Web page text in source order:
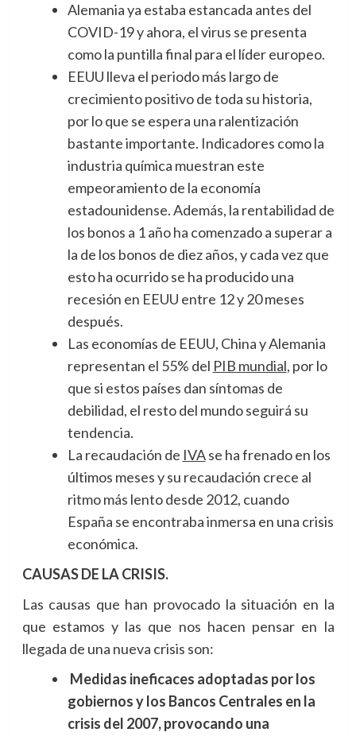
Alemania ya estaba estancada antes del
COVID-19 y ahora, el virus se presenta
como la puntilla final para el líder europeo.
EEUU lleva el periodo más largo de
crecimiento positivo de toda su historia,
por lo que se espera una ralentización
bastante importante. Indicadores como la
industria química muestran este
empeoramiento de la economía
estadounidense. Además, la rentabilidad de
los bonos a 1 año ha comenzado a superar a
la de los bonos de diez años, y cada vez que
esto ha ocurrido se ha producido una
recesión en EEUU entre 12 y 20 meses
después.
Las economías de EEUU, China y Alemania
representan el 55% del PIB mundial, por lo
que si estos países dan síntomas de
debilidad, el resto del mundo seguirá su
tendencia.
La recaudación de IVAse ha frenado en los
últimos meses y su recaudación crece al
ritmo más lento desde 2012, cuando
España se encontraba inmersa en una crisis
económica.
CAUSAS DE LA CRISIS.
Las causas que han provocado la situación en la
que estamos y las que nos hacen pensar en la
llegada de una nueva crisis son:
Medidas ineficaces adoptadas por los
gobiernos y los Bancos Centrales en la
crisis del 2007, provocando una